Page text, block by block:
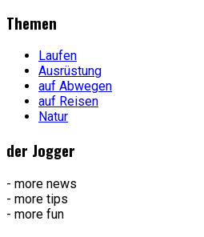
Themen
Laufen
Ausrüstung
auf Abwegen
auf Reisen
Natur
der Jogger
- more news
- more tips
- more fun